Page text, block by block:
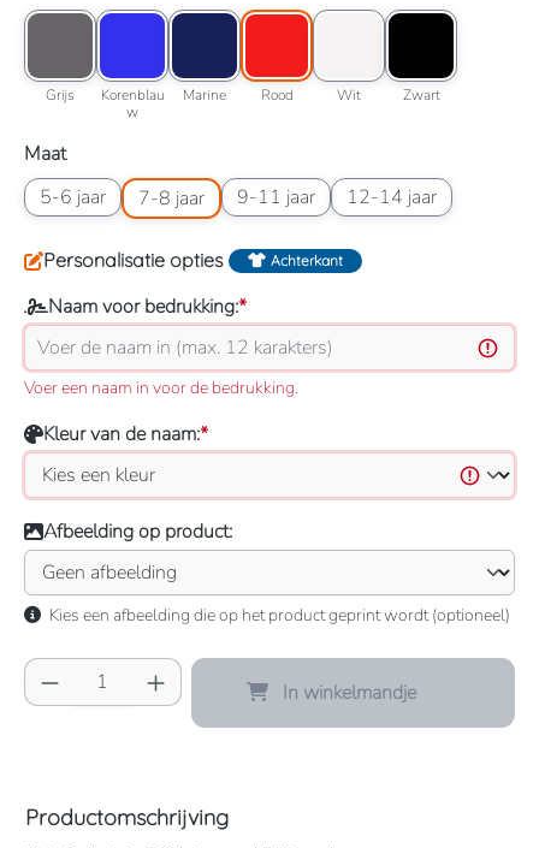
Kleuroptie: Grijs
Grijs
Kleuroptie: Korenblauw
Korenblau
w
Kleuroptie: Marine
Marine
Kleuroptie: Rood
Rood
Kleuroptie: Wit
Wit
Kleuroptie: Zwart
Zwart
Selecteer
Maat
5-6 jaar
Maatoptie: 5-6 jaar
7-8 jaar
Maatoptie: 7-8 jaar9-11 jaar
Maatoptie: 9-11 jaar12-14 jaar
Maatoptie: 12-14 jaar
Personalisatie opties Achterkant
Naam voor bedrukking:*
Voer een naam in voor de bedrukking.
Kleur van de naam:*
Afbeelding op product:
Kies een afbeelding die op het product geprint wordt (optioneel)
Producthoeveelheid: Voer de gewenste
In winkelmandje
Productomschrijving